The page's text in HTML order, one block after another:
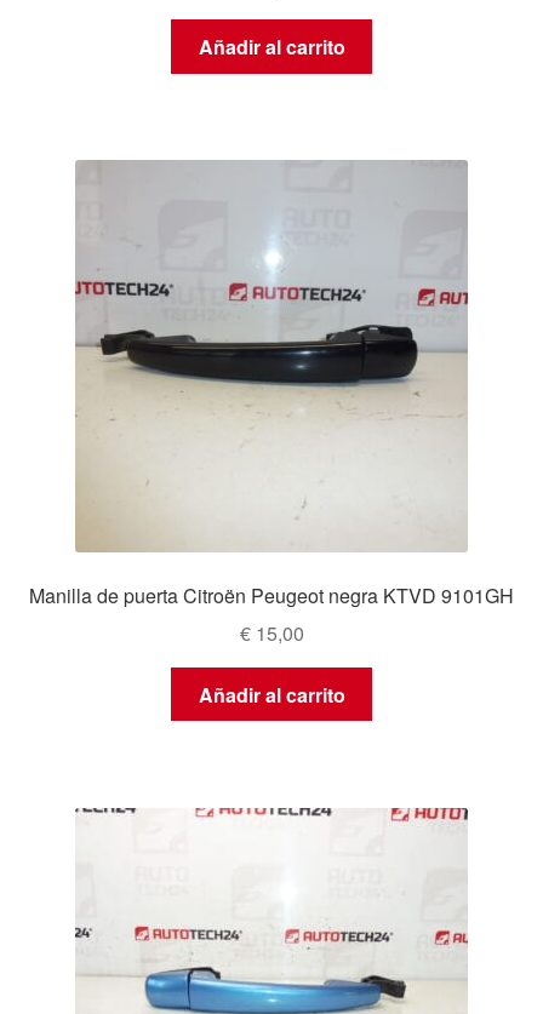
Añadir al carrito
Manilla de puerta Citroën Peugeot negra KTVD 9101GH
€15,00
Añadir al carrito